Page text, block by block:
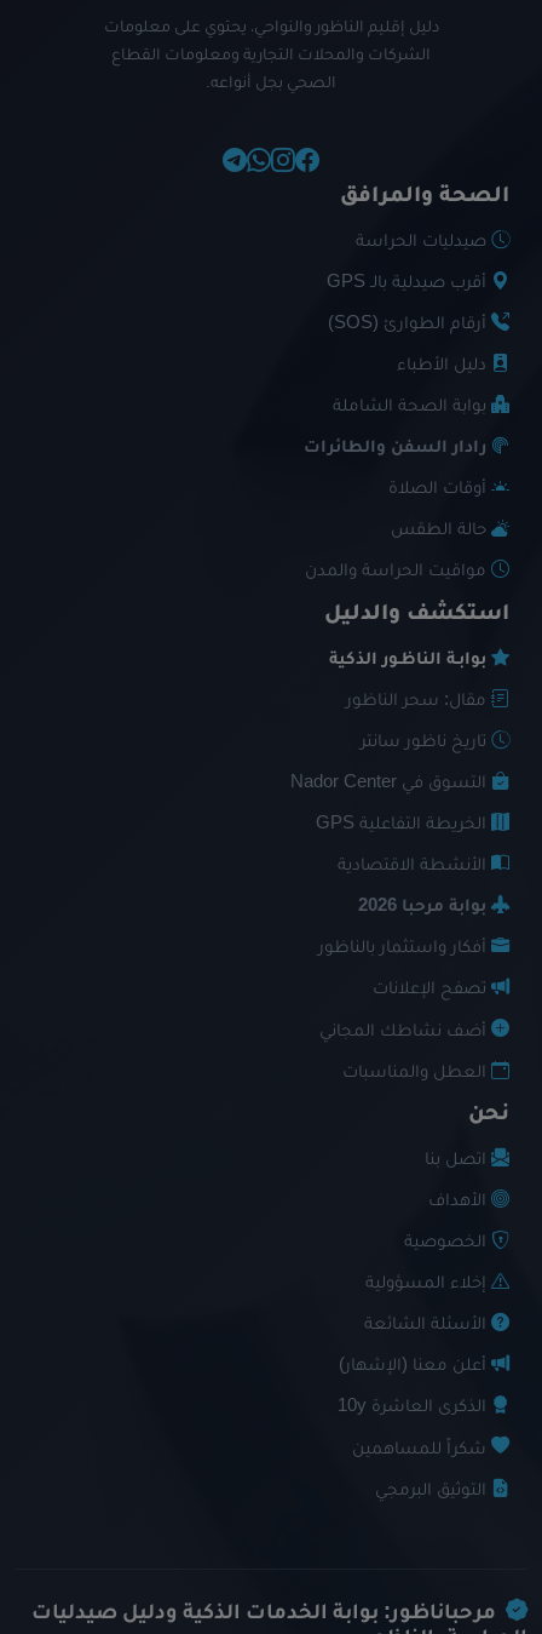
دليل إقليم الناظور والنواحي، يحتوي على معلومات
الشركات والمحلات التجارية ومعلومات القطاع
الصحي بجل أنواعه.
الصحة والمرافق
صيدليات الحراسة
أقرب صيدلية بالـ GPS
أرقام الطوارئ (SOS)
دليل الأطباء
بوابة الصحة الشاملة
رادار السفن والطائرات
أوقات الصلاة
حالة الطقس
مواقيت الحراسة والمدن
استكشف والدليل
بوابـة الناظـور الذكية
مقال: سحر الناظور
تاريخ ناظور سانتر
التسوق في Nador Center
الخريطة التفاعلية GPS
الأنشطة الاقتصادية
بوابة مرحبا 2026
أفكار واستثمار بالناظور
تصفح الإعلانات
أضف نشاطك المجاني
العطل والمناسبات
نحن
اتصل بنا
الأهداف
الخصوصية
إخلاء المسؤولية
الأسئلة الشائعة
أعلن معنا (الإشهار)
الذكرى العاشرة 10y
شكراً للمساهمين
التوثيق البرمجي
مرحباناظور: بوابة الخدمات الذكية ودليل صيدليات